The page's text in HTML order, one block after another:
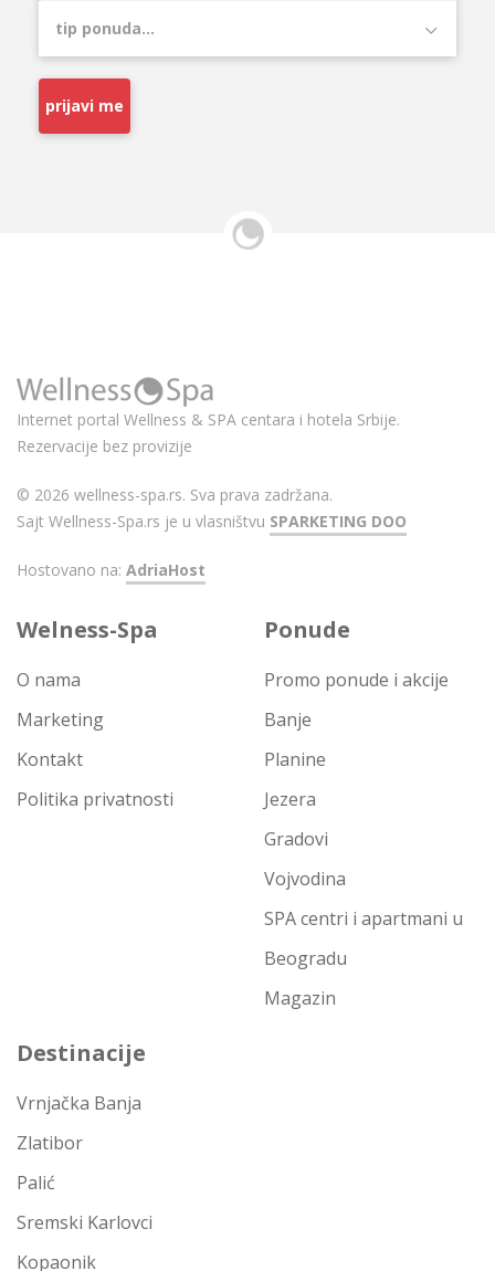
prijavi me
Internet portal Wellness & SPA centara i hotela Srbije.
Rezervacije bez provizije
© 2026 wellness-spa.rs. Sva prava zadržana.
Sajt Wellness-Spa.rs je u vlasništvu SPARKETING DOO
Hostovano na: AdriaHost
Welness-Spa
O nama
Marketing
Kontakt
Politika privatnosti
Ponude
Promo ponude i akcije
Banje
Planine
Jezera
Gradovi
Vojvodina
SPA centri i apartmani u
Beogradu
Magazin
Destinacije
Vrnjačka Banja
Zlatibor
Palić
Sremski Karlovci
Kopaonik